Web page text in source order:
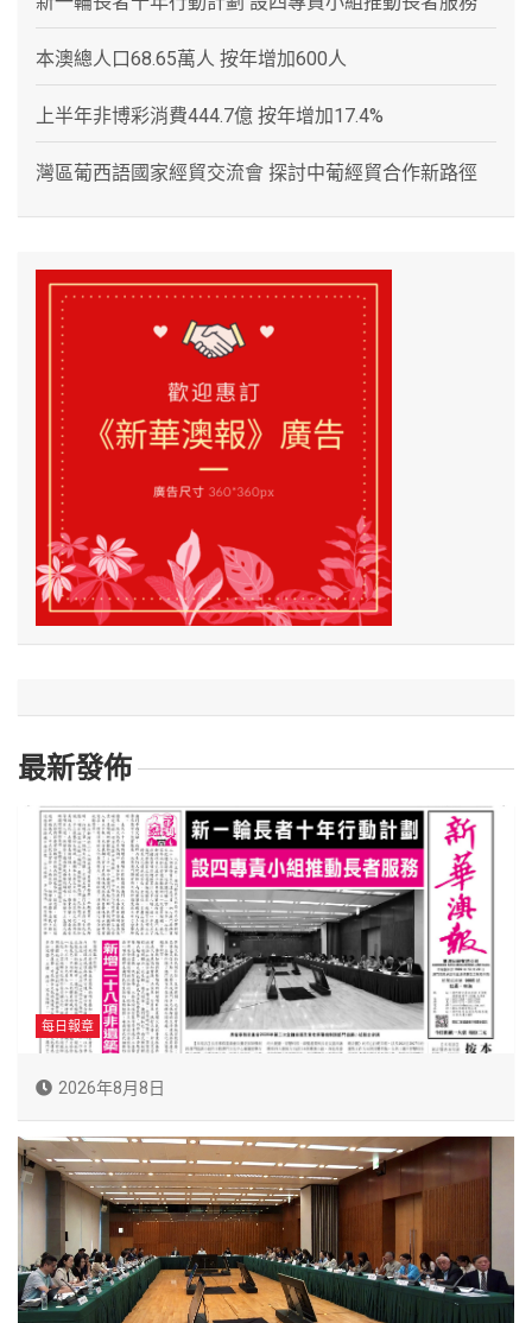
本澳總人口68.65萬人 按年增加600人
上半年非博彩消費444.7億 按年增加17.4%
灣區葡西語國家經貿交流會 探討中葡經貿合作新路徑
最新發佈
每日報章
2026年8月8日